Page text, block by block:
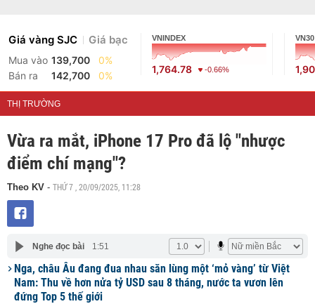
Giá vàng SJC Giá bạc
Mua vào 139,700
0%
Bán ra
142,700 0%
VNINDEX
1,764.78 -0.66%
VN30
THỊ TRƯỜNG
Vừa ra mắt, iPhone 17 Pro đã lộ "nhược
điểm chí mạng"?
Theo KV - THỨ 7 , 20/09/2025, 11:28
Nghe đọc bài 1:51
Nga, châu Âu đang đua nhau săn lùng một ‘mỏ vàng’ từ Việt
Nam: Thu về hơn nửa tỷ USD sau 8 tháng, nước ta vươn lên
đứng Top 5 thế giới